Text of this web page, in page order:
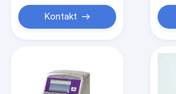
Produkte
Kontakt